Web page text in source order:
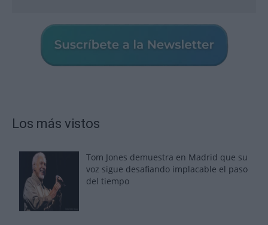
Los más vistos
Tom Jones demuestra en Madrid que su
voz sigue desafiando implacable el paso
del tiempo